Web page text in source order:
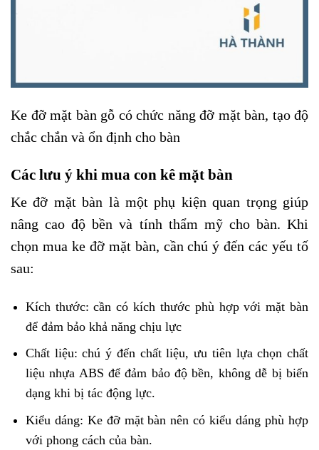
Ke đỡ mặt bàn gỗ có chức năng đỡ mặt bàn, tạo độ
chắc chắn và ổn định cho bàn
Các lưu ý khi mua con kê mặt bàn
Ke đỡ mặt bàn là một phụ kiện quan trọng giúp
nâng cao độ bền và tính thẩm mỹ cho bàn. Khi
chọn mua ke đỡ mặt bàn, cần chú ý đến các yếu tố
sau:
Kích thước: cần có kích thước phù hợp với mặt bàn
để đảm bảo khả năng chịu lực
Chất liệu: chú ý đến chất liệu, ưu tiên lựa chọn chất
liệu nhựa ABS để đảm bảo độ bền, không dễ bị biến
dạng khi bị tác động lực.
Kiểu dáng: Ke đỡ mặt bàn nên có kiểu dáng phù hợp
với phong cách của bàn.